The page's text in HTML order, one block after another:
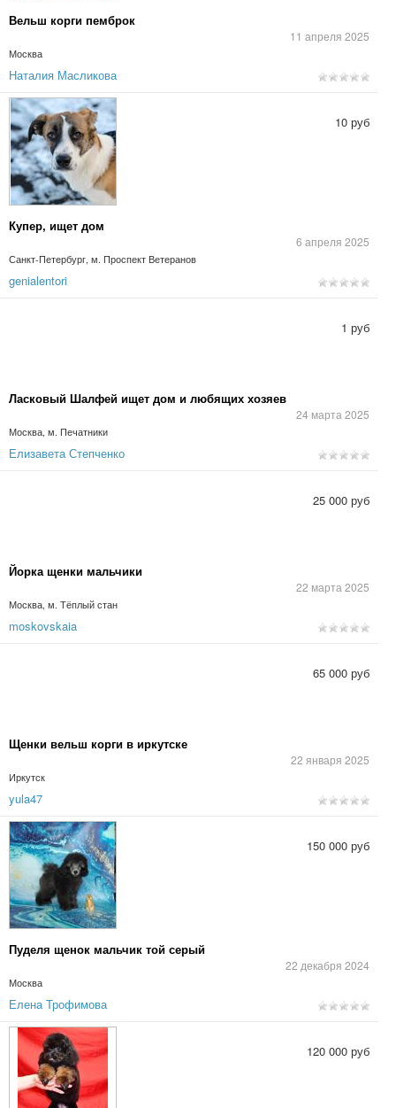
Вельш корги пемброк
11 апреля 2025
Москва
Наталия Масликова
Купер, ищет дом
6 апреля 2025
Санкт-Петербург, м. Проспект Ветеранов
10 руб
genialentori
Ласковый Шалфей ищет дом и любящих хозяев
24 марта 2025
Москва, м. Печатники
1 руб
Елизавета Степченко
Йорка щенки мальчики
22 марта 2025
Москва, м. Тёплый стан
25 000 руб
moskovskaia
Щенки вельш корги в иркутске
22 января 2025
Иркутск
65 000 руб
yula47
Пуделя щенок мальчик той серый
22 декабря 2024
Москва
150 000 руб
Елена Трофимова
120 000 руб